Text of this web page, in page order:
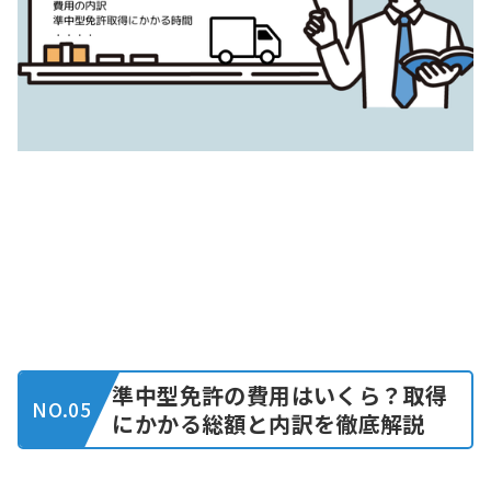
NO.05
準中型免許の費用はいくら？取得
にかかる総額と内訳を徹底解説